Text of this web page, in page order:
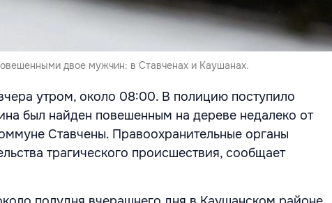
двое мужчин: в Ставченах и Каушанах.
утром, около 08:00. В полицию поступило
был найден повешенным на дереве недалеко от
Ставчены. Правоохранительные органы
трагического происшествия, сообщает